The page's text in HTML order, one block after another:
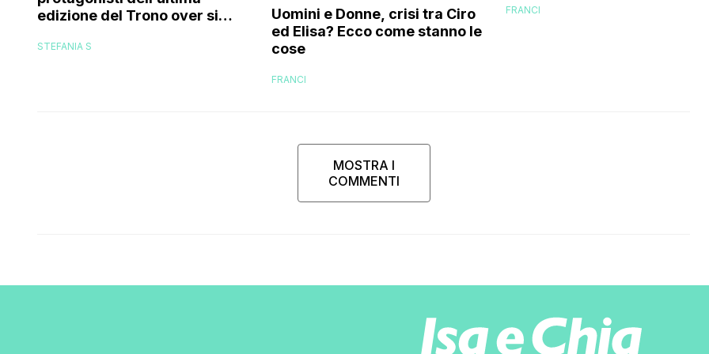
edizione del Trono over si
programma: ecco chi sono
STEFANIA S
Uomini e Donne, crisi tra Ciro
ed Elisa? Ecco come stanno le
cose
FRANCI
FRANCI
MOSTRA I
COMMENTI